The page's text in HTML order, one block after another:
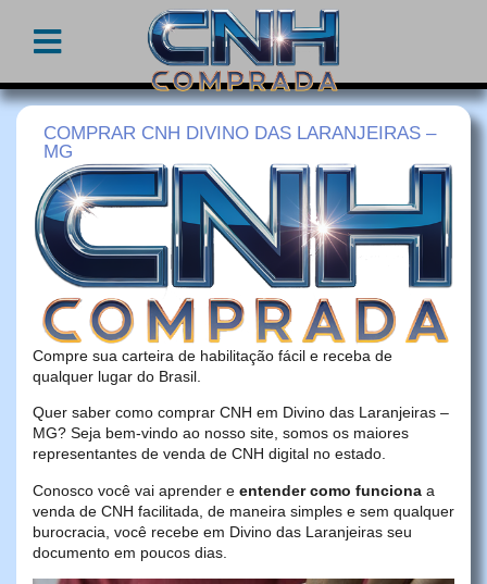
COMPRAR CNH DIVINO DAS LARANJEIRAS –
MG
Compre sua carteira de habilitação fácil e receba de
qualquer lugar do Brasil.
Quer saber como comprar CNH em Divino das Laranjeiras –
MG? Seja bem-vindo ao nosso site, somos os maiores
representantes de venda de CNH digital no estado.
Conosco você vai aprender e entender como funciona a
venda de CNH facilitada, de maneira simples e sem qualquer
burocracia, você recebe em Divino das Laranjeiras seu
documento em poucos dias.